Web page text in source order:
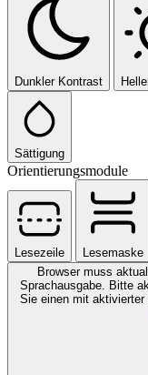
Dunkler Kontrast
Sättigung
Orientierungsmodule
Lesezeile
Lesemaske
Browser muss
Sprachausgabe. Bitte
Sie einen mit